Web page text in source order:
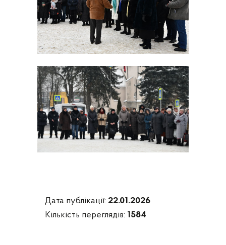
Дата публікації: 22.01.2026
Кількість переглядів: 1584